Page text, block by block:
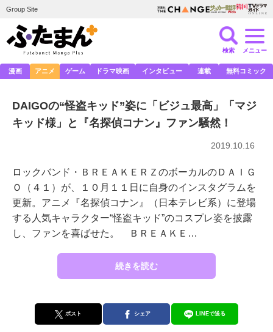
Group Site
検索 メニュー
漫画 アニメ ゲーム ドラマ映画 インタビュー 連載 無料コミック
DAIGOの“怪盗キッド”姿に「ビジュ最高」「マジ
キッド様」と『名探偵コナン』ファン騒然！
2019.10.16
ロックバンド・ＢＲＥＡＫＥＲＺのボーカルのＤＡＩＧ
Ｏ（４１）が、１０月１１日に自身のインスタグラムを
更新。アニメ『名探偵コナン』（日本テレビ系）に登場
する人気キャラクター“怪盗キッド”のコスプレ姿を披露
し、ファンを喜ばせた。 ＢＲＥＡＫＥ…
続きを読む
ポスト シェア LINEで送る